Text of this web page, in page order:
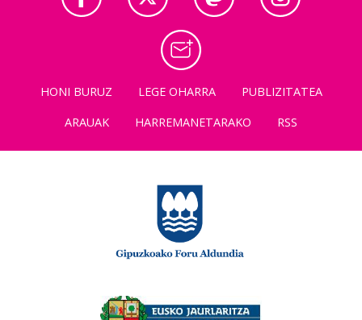
HONI BURUZ LEGE OHARRA
PUBLIZITATEA
ARAUAK
HARREMANETARAKO RSS